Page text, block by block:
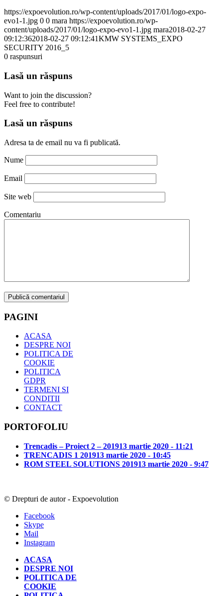
https://expoevolution.ro/wp-content/uploads/2017/01/logo-expo-
evo1-1.jpg 0 0 mara https://expoevolution.ro/wp-
content/uploads/2017/01/logo-expo-evo1-1.jpg mara2018-02-27
09:12:362018-02-27 09:12:41KMW SYSTEMS_EXPO
SECURITY 2016_5
0 raspunsuri
Lasă un răspuns
Want to join the discussion?
Feel free to contribute!
Lasă un răspuns
Adresa ta de email nu va fi publicată.
Nume
Email
Site web
Comentariu
PAGINI
ACASA
DESPRE NOI
POLITICA DE
COOKIE
POLITICA
GDPR
TERMENI SI
CONDITII
CONTACT
PORTOFOLIU
Trencadis – Proiect 2 – 201913 martie 2020 - 11:21
TRENCADIS 1 201913 martie 2020 - 10:45
ROM STEEL SOLUTIONS 201913 martie 2020 - 9:47
© Drepturi de autor - Expoevolution
Facebook
Skype
Mail
Instagram
ACASA
DESPRE NOI
POLITICA DE
COOKIE